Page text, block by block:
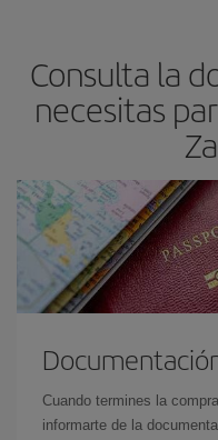
avión más baratos te
las fechas y los horarios
el precio más barato.
Consulta la
necesitas
Cuando termines la
informarte de la